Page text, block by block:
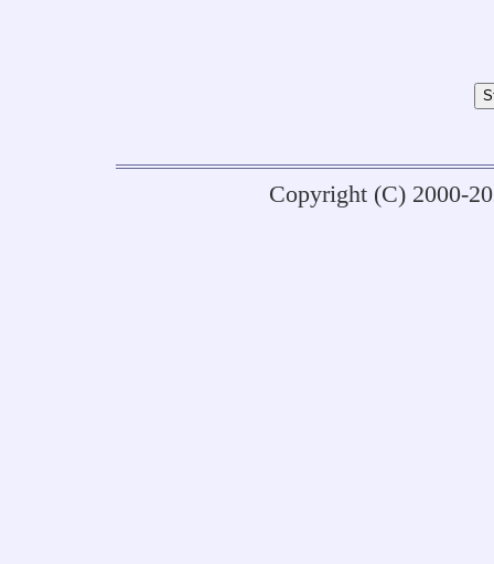
Copyright (C) 2000-